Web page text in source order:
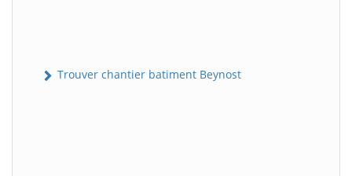
Trouver chantier batiment Beynost